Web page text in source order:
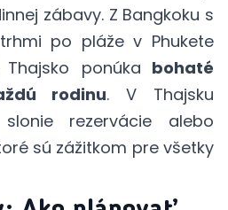
zábavy. Z Bangkoku s
po pláže v Phukete
ponúka bohaté
rodinu. V Thajsku
rezervácie alebo
sú zážitkom pre všetky